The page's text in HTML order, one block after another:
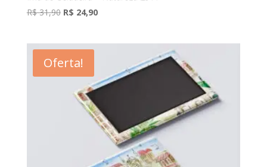
R$31,90 O
era:
R$ 31,90.
R$ 24,90O
R$ 24,90.
Oferta!